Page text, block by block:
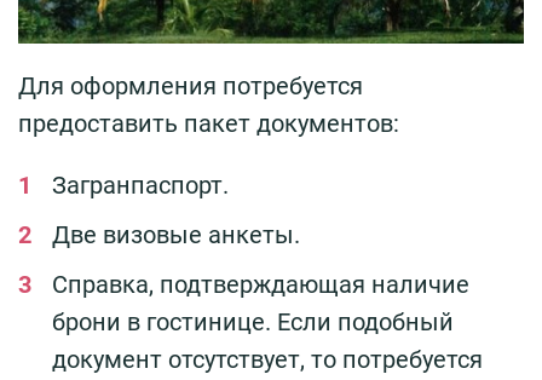
Для оформления потребуется
предоставить пакет документов:
Загранпаспорт.
Две визовые анкеты.
Справка, подтверждающая наличие
брони в гостинице. Если подобный
документ отсутствует, то потребуется